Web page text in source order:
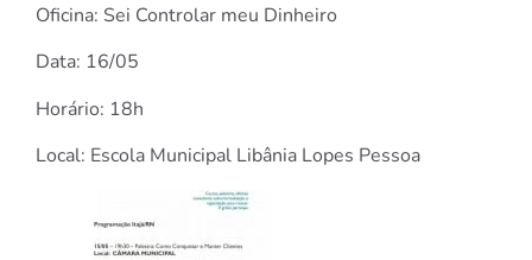
Oficina: Sei Controlar meu Dinheiro
Data: 16/05
Horário: 18h
Local: Escola Municipal Libânia Lopes Pessoa